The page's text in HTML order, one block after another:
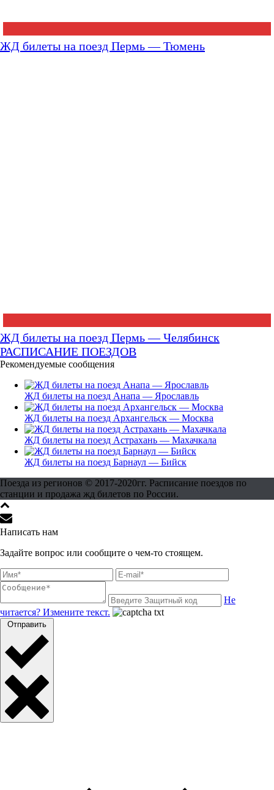
ЖД билеты на поезд Пермь — Тюмень
ЖД билеты на поезд Пермь — Челябинск
РАСПИСАНИЕ ПОЕЗДОВ
Рекомендуемые сообщения
ЖД билеты на поезд Анапа — Ярославль
ЖД билеты на поезд Архангельск — Москва
ЖД билеты на поезд Астрахань — Махачкала
ЖД билеты на поезд Барнаул — Бийск
Поезда из регионов © 2017-2020гг. Расписание поездов по
станции и продажа жд билетов по России.
Написать нам
Задайте вопрос или сообщите о чем-то стоящем.
Не
читается? Измените текст.
Отправить